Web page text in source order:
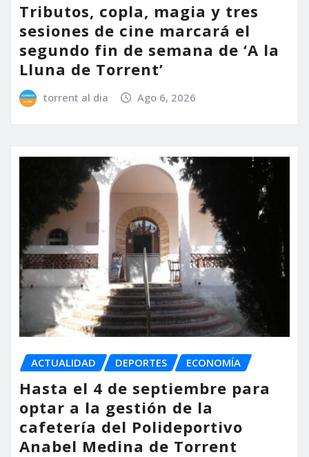
Tributos, copla, magia y tres
sesiones de cine marcará el
segundo fin de semana de ‘A la
Lluna de Torrent’
torrent al dia Ago 6, 2026
ACTUALIDAD DEPORTES ECONOMÍA
Hasta el 4 de septiembre para
optar a la gestión de la
cafetería del Polideportivo
Anabel Medina de Torrent